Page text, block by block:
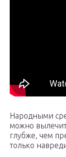
Народными
можно
глубже, чем
только